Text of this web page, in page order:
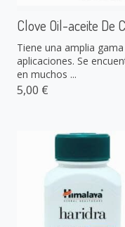
Clove Oil-aceite De
Tiene una amplia
aplicaciones. Se
en muchos ...
5,00 €